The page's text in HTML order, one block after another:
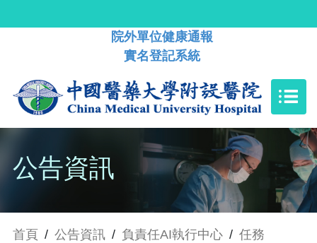
院外單位健康通報
實名登記系統
公告資訊
首頁 / 公告資訊 / 負責任AI執行中心 / 任務